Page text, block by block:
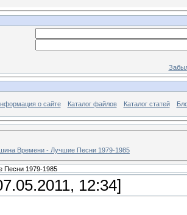
о сайте Каталог файлов Каталог статей
Времени - Лучшие Песни 1979-1985
1979-1985
12:34]